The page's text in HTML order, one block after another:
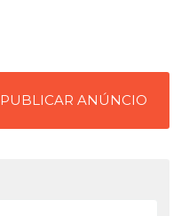
PUBLICAR ANÚNCIO